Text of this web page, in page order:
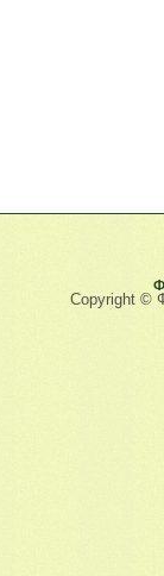
Copyright ©